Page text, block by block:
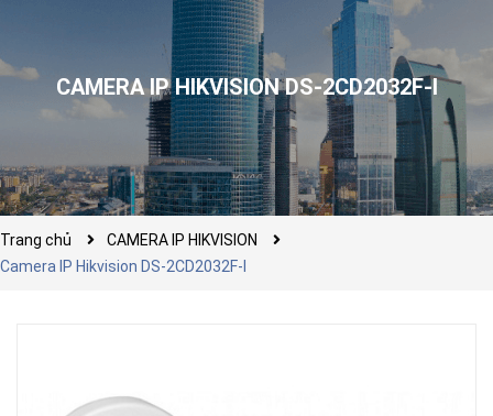
CAMERA IP HIKVISION DS-2CD2032F-I
Trang chủ
CAMERA IP HIKVISION
Camera IP Hikvision DS-2CD2032F-I